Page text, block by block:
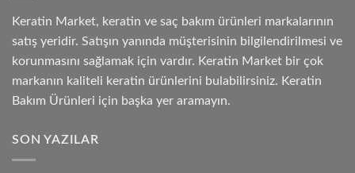
Keratin Market, keratin ve saç bakım ürünleri markalarının
satış yeridir. Satışın yanında müşterisinin bilgilendirilmesi ve
korunmasını sağlamak için vardır. Keratin Market bir çok
markanın kaliteli keratin ürünlerini bulabilirsiniz. Keratin
Bakım Ürünleri için başka yer aramayın.
SON YAZILAR